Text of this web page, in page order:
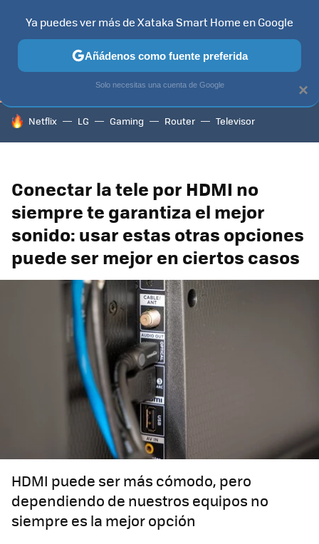
TELEVISORES CONTENIDOS SMART TV SELECCIÓN
HOY SE HABLA DE
Netflix LG Gaming Router Televisor
Conectar la tele por HDMI no
siempre te garantiza el mejor
sonido: usar estas otras opciones
puede ser mejor en ciertos casos
HDMI puede ser más cómodo, pero
dependiendo de nuestros equipos no
siempre es la mejor opción
×
Ya puedes ver más de Xataka Smart Home en Google
Añádenos como fuente preferida
Solo necesitas una cuenta de Google